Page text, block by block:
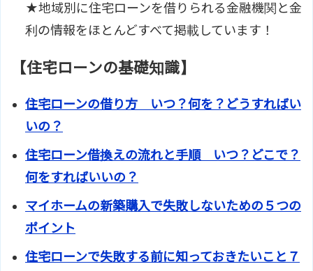
★地域別に住宅ローンを借りられる金融機関と金
利の情報をほとんどすべて掲載しています！
【住宅ローンの基礎知識】
住宅ローンの借り方 いつ？何を？どうすればい
いの？
住宅ローン借換えの流れと手順 いつ？どこで？
何をすればいいの？
マイホームの新築購入で失敗しないための５つの
ポイント
住宅ローンで失敗する前に知っておきたいこと７